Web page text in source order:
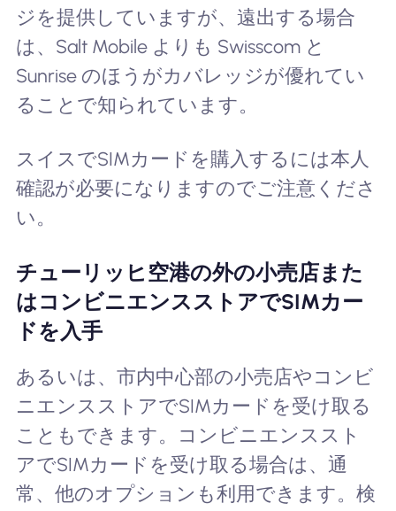
ジを提供していますが、遠出する場合
は、Salt Mobile よりも Swisscom と
Sunrise のほうがカバレッジが優れてい
ることで知られています。
スイスでSIMカードを購入するには本人
確認が必要になりますのでご注意くださ
い。
チューリッヒ空港の外の小売店また
はコンビニエンスストアでSIMカー
ドを入手
あるいは、市内中心部の小売店やコンビ
ニエンスストアでSIMカードを受け取る
こともできます。コンビニエンススト
アでSIMカードを受け取る場合は、通
常、他のオプションも利用できます。検